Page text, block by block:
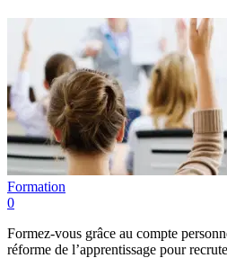
Formation
0
Formez-vous grâce au compte
réforme de l’apprentissage pour